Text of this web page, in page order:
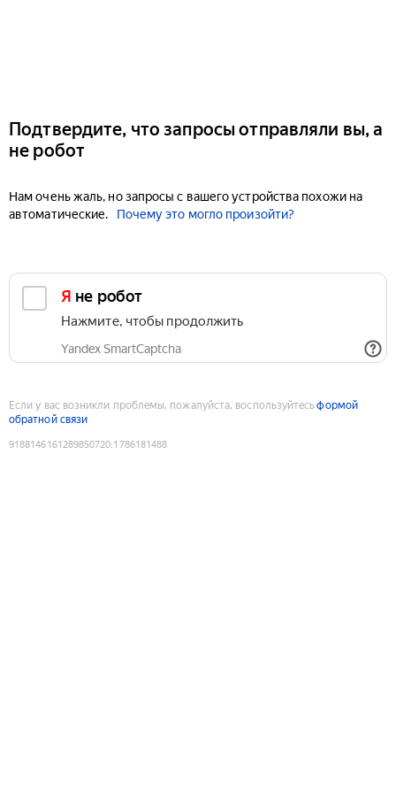
Подтвердите, что запросы отправляли вы, а
не робот
Нам очень жаль, но запросы с вашего устройства похожи на
автоматические.
Почему это могло произойти?
Я не робот
Нажмите, чтобы продолжить
Yandex SmartCaptcha
Если у вас возникли проблемы, пожалуйста, воспользуйтесьформой
обратной связи
9188146161289850720:1786181488